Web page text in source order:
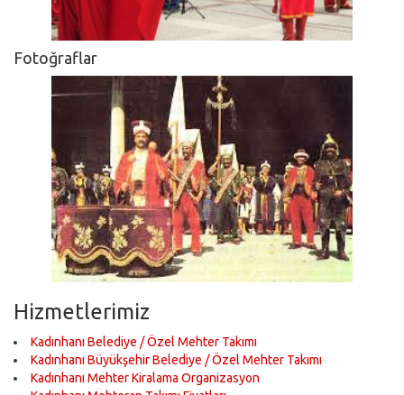
Fotoğraflar
Hizmetlerimiz
Kadınhanı Belediye / Özel Mehter Takımı
Kadınhanı Büyükşehir Belediye / Özel Mehter Takımı
Kadınhanı Mehter Kiralama Organizasyon